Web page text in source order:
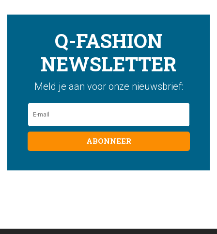
Q-FASHION
NEWSLETTER
Meld je aan voor onze nieuwsbrief:
ABONNEER